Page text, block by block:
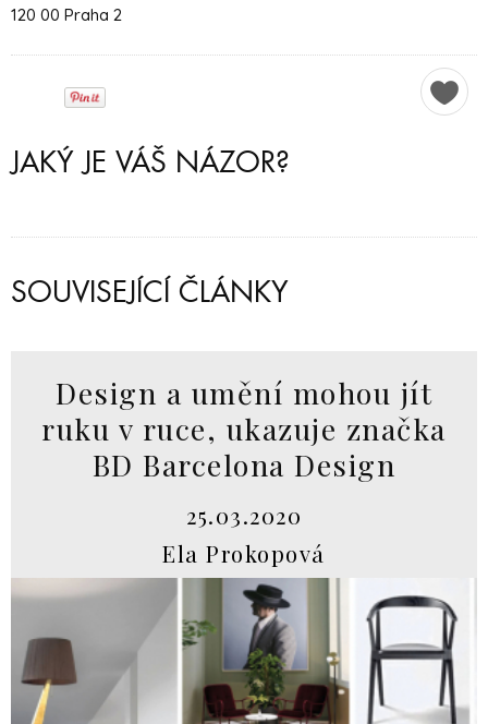
120 00 Praha 2
JAKÝ JE VÁŠ NÁZOR?
SOUVISEJÍCÍ ČLÁNKY
Design a umění mohou jít
ruku v ruce, ukazuje značka
BD Barcelona Design
25.03.2020
Ela Prokopová